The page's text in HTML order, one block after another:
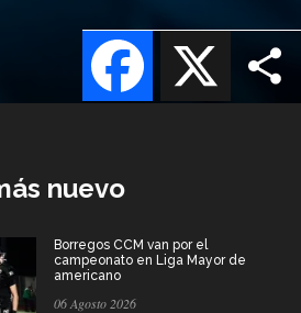
X
Facebook
nuevo
Borregos CCM van por el
campeonato en Liga Mayor de
americano
06 Agosto 2026